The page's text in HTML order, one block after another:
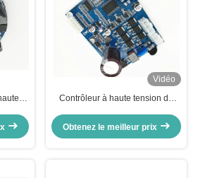
a
Vidéo
Contrôleur à haute tension de
pour le ventilateur axial sans
brosse
Obtenez le meilleur prix